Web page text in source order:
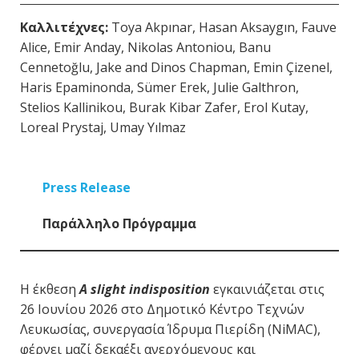
Καλλιτέχνες: Toya Akpınar, Hasan Aksaygın, Fauve
Alice, Emir Anday, Nikolas Antoniou, Banu
Cennetoğlu, Jake and Dinos Chapman, Emin Çizenel,
Haris Epaminonda, Sümer Erek, Julie Galthron,
Stelios Kallinikou, Burak Kibar Zafer, Erol Kutay,
Loreal Prystaj, Umay Yılmaz
Press Release
Παράλληλο Πρόγραμμα
Η έκθεσηA slight indisposition εγκαινιάζεται στις
26 Ιουνίου 2026 στο Δημοτικό Κέντρο Τεχνών
Λευκωσίας, συνεργασία Ίδρυμα Πιερίδη (NiMAC),
φέρνει μαζί δεκαέξι ανερχόμενους και